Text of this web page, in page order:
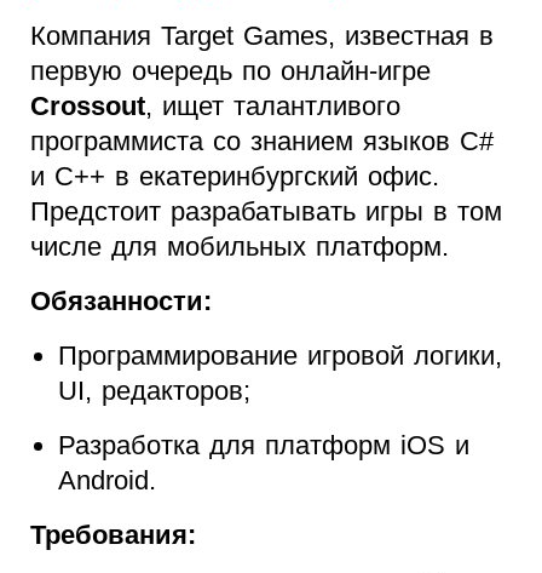
Компания Target Games, известная в
первую очередь по онлайн-игре
Crossout, ищет талантливого
программиста со знанием языков C#
и C++ в екатеринбургский офис.
Предстоит разрабатывать игры в том
числе для мобильных платформ.
Обязанности:
Программирование игровой логики,
UI, редакторов;
Разработка для платформ iOS и
Android.
Требования: